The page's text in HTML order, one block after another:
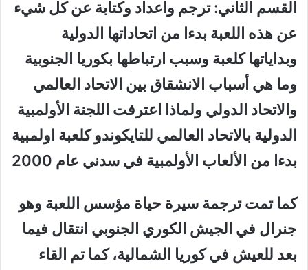
القسم الثاني: ترجم واعداد وكتابة عن كل شيء
عن هذه اللعبة بدءا من اتحاداتها الدولية
وبداياتها كلعبة وسبب ارتباطها بكوريا الجنوبية
وما هي أسباب الانشقاق بين الاتحاد العالمي
والاتحاد الدولي ولماذا اعترفت اللجنة الأولمبية
الدولية بالاتحاد العالمي للتايكوندو كلعبة اولمبية
بدءا من الألعاب الأولمبية في سدني عام 2000
كما تمت ترجمة سيرة حياة مؤسس اللعبة وهو
جنرال في الجيش الكوري الجنوبي انتقال فيما
بعد للعيش في كوريا الشمالية، كما تم القاء